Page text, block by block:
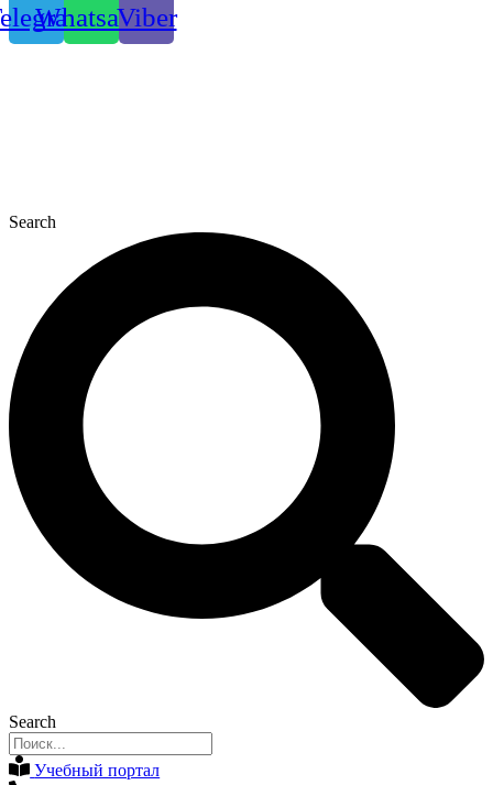
WhatsappViber
Search
Search
Учебный портал